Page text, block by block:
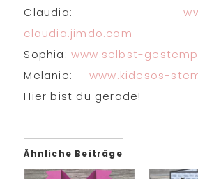
Claudia:
claudia.jimdo.com
Sophia: www.selbst-
Melanie:www.kidesos-
Hier bist du gerade!
Ähnliche Beiträge